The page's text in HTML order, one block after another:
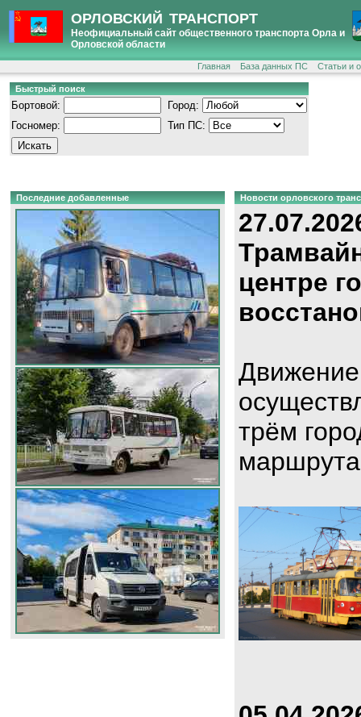
ОРЛОВСКИЙ ТРАНСПОРТ
Неофициальный сайт общественного транспорта Орла и
Орловской области
Главная База данных ПС Статьи и
Быстрый поиск
Бортовой:
Город:
Госномер:
Тип ПС:
Последние добавленные Новости орловского
центре
Движение
трём